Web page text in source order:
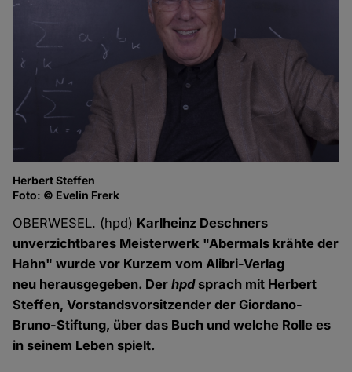
Herbert Steffen
Foto: © Evelin Frerk
OBERWESEL. (hpd) Karlheinz Deschners
unverzichtbares Meisterwerk "Abermals krähte der
Hahn" wurde vor Kurzem vom Alibri-Verlag
neu herausgegeben. Derhpdsprach mit Herbert
Steffen, Vorstandsvorsitzender der Giordano-
Bruno-Stiftung, über das Buch und welche Rolle es
in seinem Leben spielt.